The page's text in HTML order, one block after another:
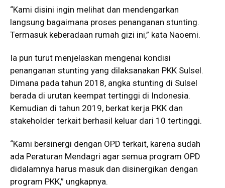
“Kami disini ingin melihat dan mendengarkan
langsung bagaimana proses penanganan stunting.
Termasuk keberadaan rumah gizi ini,” kata Naoemi.
Ia pun turut menjelaskan mengenai kondisi
penanganan stunting yang dilaksanakan PKK Sulsel.
Dimana pada tahun 2018, angka stunting di Sulsel
berada di urutan keempat tertinggi di Indonesia.
Kemudian di tahun 2019, berkat kerja PKK dan
stakeholder terkait berhasil keluar dari 10 tertinggi.
“Kami bersinergi dengan OPD terkait, karena sudah
ada Peraturan Mendagri agar semua program OPD
didalamnya harus masuk dan disinergikan dengan
program PKK,” ungkapnya.